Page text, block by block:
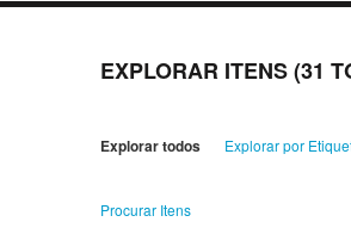
EXPLORAR ITENS (31
Explorar todos Explorar por
Procurar Itens